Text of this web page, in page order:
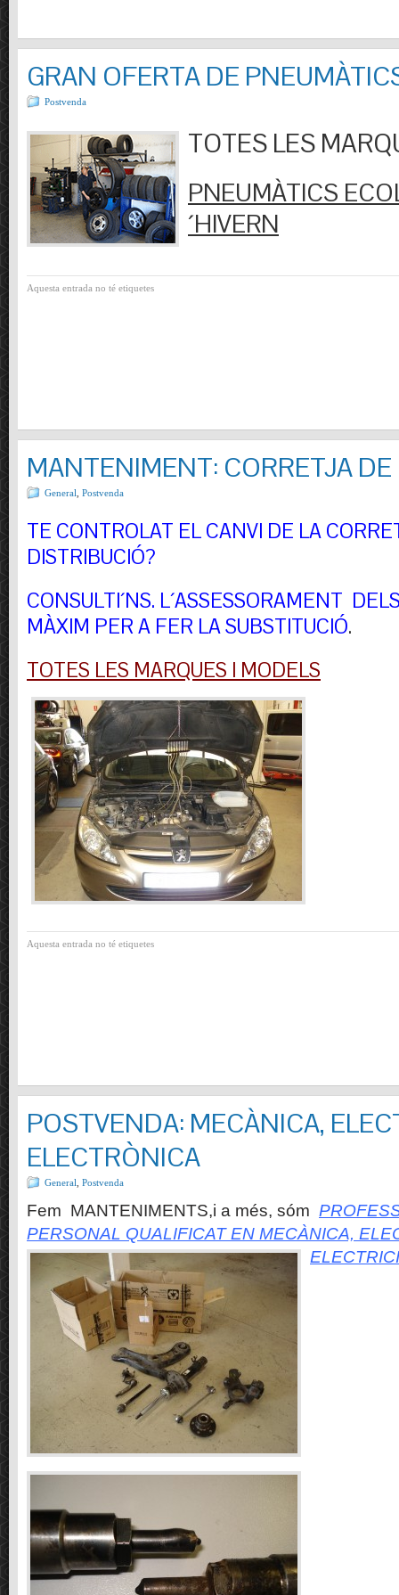
GRAN OFERTA DE
Postvenda
TOTES LES
PNEUMÀTICS
´HIVERN
Aquesta entrada no té etiquetes
MANTENIMENT: CORRETJA
General Postvenda
TE CONTROLAT EL CANVI DE LA
DISTRIBUCIÓ?
CONSULTI´NS. L´ASSESSORAMENT
MÀXIM PER A FER LA SUBSTITUCIÓ.
TOTES LES MARQUES I MODELS
Aquesta entrada no té etiquetes
POSTVENDA: MECÀNICA,
ELECTRÒNICA
General Postvenda
Fem MANTENIMENTS,i a més, sóm
PERSONAL QUALIFICAT EN MECÀNICA,